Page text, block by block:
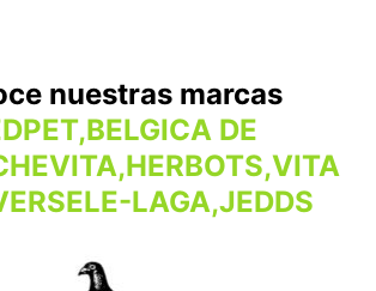
nuestras marcas
DE
LAGA,JEDDS